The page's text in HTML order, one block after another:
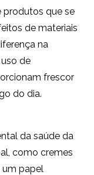
produtos que se
de materiais
na
de
frescor
do dia.
da saúde da
como cremes
um papel